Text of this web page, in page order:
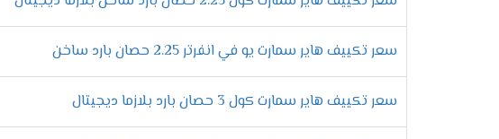
سعر تكييف هاير سمارت يو في انفرتر 2.25 حصان بارد ساخن
سعر تكييف هاير سمارت كول 3 حصان بارد بلازما ديجيتال